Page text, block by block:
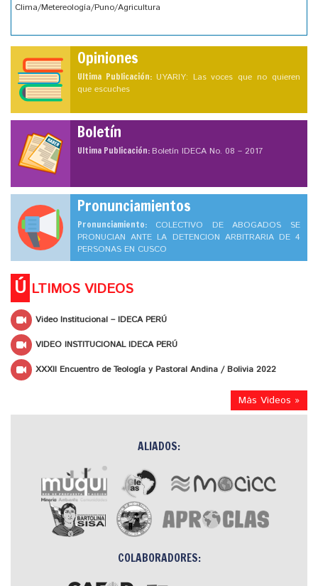
Clima/Metereología/Puno/Agricultura
Opiniones
Ultima Publicación: UYARIY: Las voces que no quieren
que escuches
Boletín
Ultima Publicación:Boletín IDECA No. 08 – 2017
Pronunciamientos
Pronunciamiento: COLECTIVO DE ABOGADOS SE
PRONUCIAN ANTE LA DETENCION ARBITRARIA DE 4
PERSONAS EN CUSCO
Ú LTIMOS VIDEOS
Video Institucional – IDECA PERÚ
VIDEO INSTITUCIONAL IDECA PERÚ
XXXII Encuentro de Teología y Pastoral Andina / Bolivia 2022
Más Videos »
ALIADOS:
COLABORADORES: